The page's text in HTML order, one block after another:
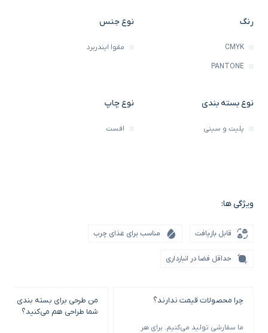
رنگ
CMYK
PANTONE
نوع جنس
مقوا ایندربرد
نوع بسته بندی
پلیت و سینی
نوع چاپ
افست
ویژگی ها:
قابل بازیافت مناسب برای غذای چرب
حداقل فضا در انبارداری
چرا محصولات قیمت ندارند؟
ما سفارشی تولید می‌کنیم. برای هر
من طرحی برای بسته بندی خود
شما طراحی هم می‌کنید؟